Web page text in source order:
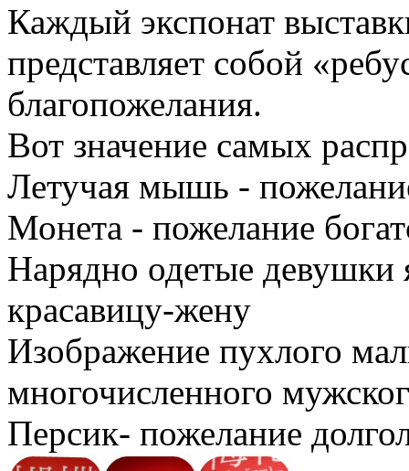
Каждый экспонат
представляет собой
благопожелания.
Вот значение самых
Летучая мышь -
Монета - пожелание
Нарядно одетые девушки
красавицу-жену
Изображение пухлого
многочисленного
Персик- пожелание